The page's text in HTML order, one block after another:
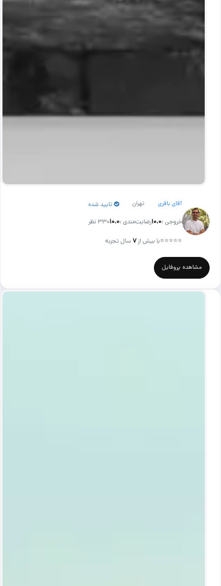
آقای باقری تهران تایید شده
خروجی :۱۰.۰رضایت‌مندی :۱۰.۰330 نظر
⭐⭐⭐⭐⭐با بیش از۷سال تجربه
مشاهده پروفایل